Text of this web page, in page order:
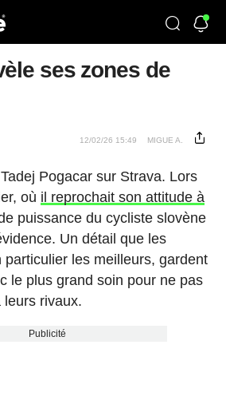
ses zones de
12/02/26 15:49 MIGUE A.
Pogacar sur Strava. Lors
où il reprochait son attitude à
puissance du cycliste slovène
Un détail que les
particulier les meilleurs, gardent
le plus grand soin pour ne pas
leurs rivaux.
Publicité